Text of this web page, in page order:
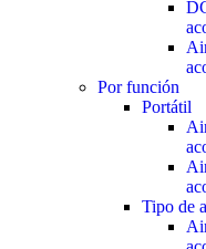
Por función
Portátil
Tipo de